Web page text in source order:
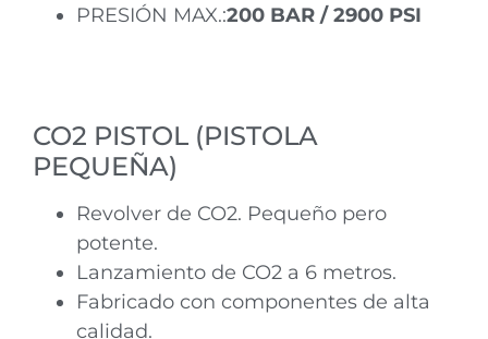
PRESIÓN MAX.:200 BAR / 2900 PSI
CO2 PISTOL (PISTOLA
PEQUEÑA)
Revolver de CO2. Pequeño pero
potente.
Lanzamiento de CO2 a 6 metros.
Fabricado con componentes de alta
calidad.